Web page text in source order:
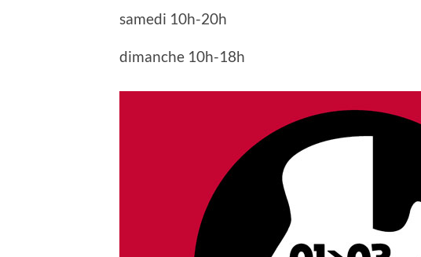
samedi 10h-20h
dimanche 10h-18h